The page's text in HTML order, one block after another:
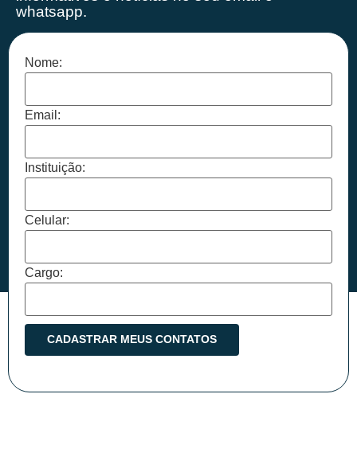
whatsapp.
Nome:
Email:
Instituição:
Celular:
Cargo: